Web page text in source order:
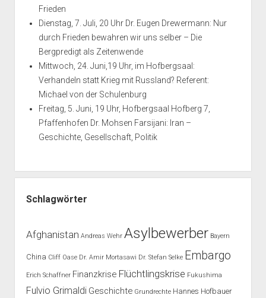
Frieden
Dienstag, 7. Juli, 20 Uhr Dr. Eugen Drewermann: Nur
durch Frieden bewahren wir uns selber – Die
Bergpredigt als Zeitenwende
Mittwoch, 24. Juni,19 Uhr, im Hofbergsaal:
Verhandeln statt Krieg mit Russland? Referent:
Michael von der Schulenburg
Freitag, 5. Juni, 19 Uhr, Hofbergsaal Hofberg 7,
Pfaffenhofen Dr. Mohsen Farsijani: Iran –
Geschichte, Gesellschaft, Politik
Schlagwörter
Afghanistan Andreas Wehr Asylbewerber Bayern
China Cliff Oase Dr. Amir Mortasawi Dr. Stefan Selke Embargo
Erich Schaffner Finanzkrise Flüchtlingskrise Fukushima
Fulvio Grimaldi Geschichte Grundrechte Hannes Hofbauer